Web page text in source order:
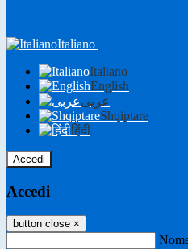
Italiano
Italiano
English
عربى
Shqiptare
हिंदी
Accedi
Accedi
button close ×